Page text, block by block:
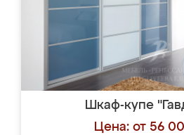
Шкаф-купе
Цена: от 56